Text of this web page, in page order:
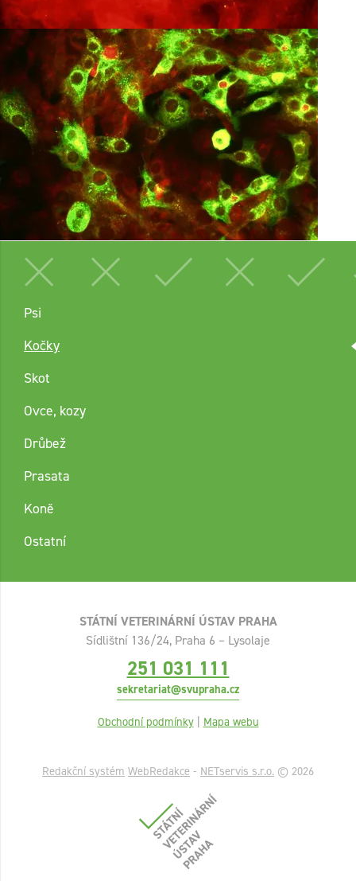
Psi
Kočky
Skot
Ovce, kozy
Drůbež
Prasata
Koně
Ostatní
STÁTNÍ VETERINÁRNÍ ÚSTAV PRAHA
Sídlištní 136/24, Praha 6 – Lysolaje
251 031 111
sekretariat@svupraha.cz
Obchodní podmínky | Mapa webu
Redakční systém WebRedakce - NETservis s.r.o. © 2026